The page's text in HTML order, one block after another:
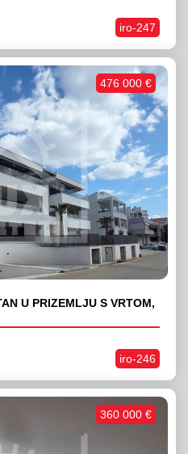
iro-247
U PRIZEMLJU S VRTOM,
iro-246
476 000 €
360 000 €